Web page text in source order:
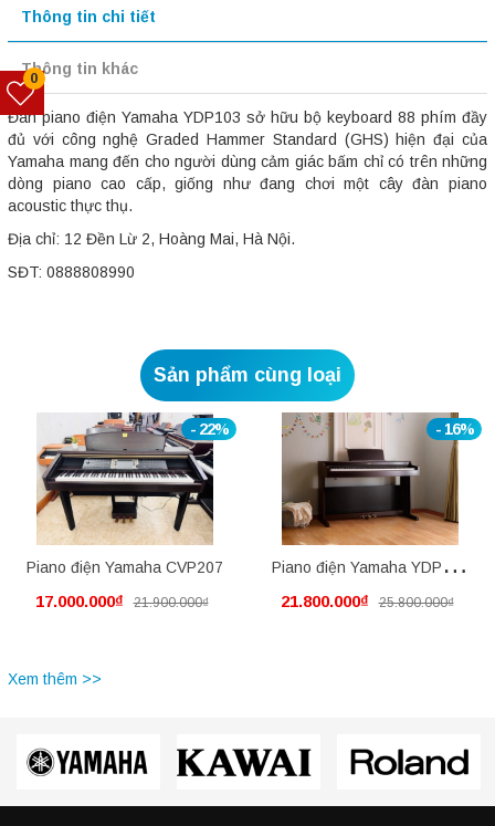
Thông tin chi tiết
Thông tin khác
Đàn piano điện Yamaha YDP103 sở hữu bộ keyboard 88 phím đầy
đủ với công nghệ Graded Hammer Standard (GHS) hiện đại của
Yamaha mang đến cho người dùng cảm giác bấm chỉ có trên những
dòng piano cao cấp, giống như đang chơi một cây đàn piano
acoustic thực thụ.
Địa chỉ: 12 Đền Lừ 2, Hoàng Mai, Hà Nội.
SĐT: 0888808990
Sản phẩm cùng loại
- 22%
Piano điện Yamaha CVP207
17.000.000₫ 21.900.000₫
- 16%
Piano điện Yamaha YDP145
mới nguyên thùng
21.800.000₫ 25.800.000₫
Xem thêm >>
0